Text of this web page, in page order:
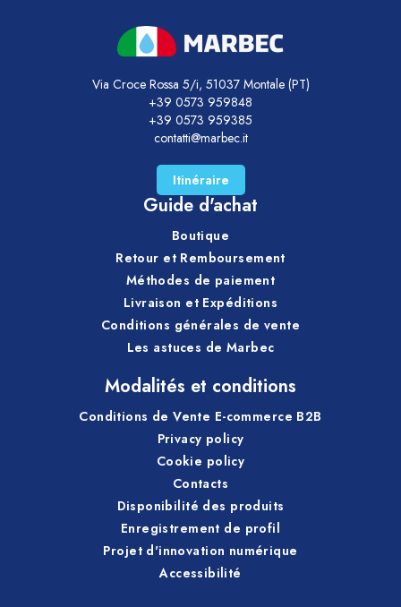
Via Croce Rossa 5/i, 51037 Montale (PT)
+39 0573 959848
+39 0573 959385
contatti@marbec.it
Itinéraire
Guide d'achat
Boutique
Retour et Remboursement
Méthodes de paiement
Livraison et Expéditions
Conditions générales de vente
Les astuces de Marbec
Modalités et conditions
Conditions de Vente E-commerce B2B
Privacy policy
Cookie policy
Contacts
Disponibilité des produits
Enregistrement de profil
Projet d'innovation numérique
Accessibilité